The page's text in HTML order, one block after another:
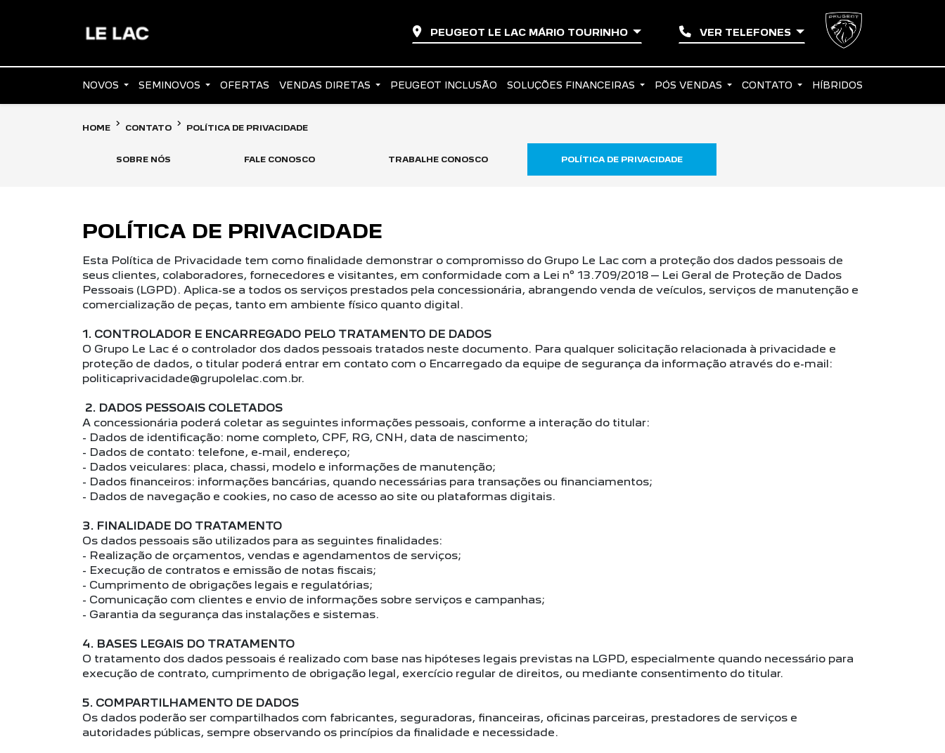
PEUGEOT LE LAC MÁRIO TOURINHO VER TELEFONES
NOVOS SEMINOVOS OFERTAS VENDAS DIRETAS PEUGEOT INCLUSÃO SOLUÇÕES FINANCEIRAS PÓS VENDAS CONTATO HÍBRIDOS
HOME CONTATO POLÍTICA DE PRIVACIDADE
SOBRE NÓS FALE CONOSCO TRABALHE CONOSCO POLÍTICA DE PRIVACIDADE
POLÍTICA DE PRIVACIDADE
Esta Política de Privacidade tem como finalidade demonstrar o compromisso do Grupo Le Lac com a proteção dos dados pessoais de
seus clientes, colaboradores, fornecedores e visitantes, em conformidade com a Lei nº 13.709/2018 – Lei Geral de Proteção de Dados
Pessoais (LGPD). Aplica-se a todos os serviços prestados pela concessionária, abrangendo venda de veículos, serviços de manutenção e
comercialização de peças, tanto em ambiente físico quanto digital.
1. CONTROLADOR E ENCARREGADO PELO TRATAMENTO DE DADOS
O Grupo Le Lac é o controlador dos dados pessoais tratados neste documento. Para qualquer solicitação relacionada à privacidade e
proteção de dados, o titular poderá entrar em contato com o Encarregado da equipe de segurança da informação através do e-mail:
politicaprivacidade@grupolelac.com.br.
2. DADOS PESSOAIS COLETADOS
A concessionária poderá coletar as seguintes informações pessoais, conforme a interação do titular:
- Dados de identificação: nome completo, CPF, RG, CNH, data de nascimento;
- Dados de contato: telefone, e-mail, endereço;
- Dados veiculares: placa, chassi, modelo e informações de manutenção;
- Dados financeiros: informações bancárias, quando necessárias para transações ou financiamentos;
- Dados de navegação e cookies, no caso de acesso ao site ou plataformas digitais.
3. FINALIDADE DO TRATAMENTO
Os dados pessoais são utilizados para as seguintes finalidades:
- Realização de orçamentos, vendas e agendamentos de serviços;
- Execução de contratos e emissão de notas fiscais;
- Cumprimento de obrigações legais e regulatórias;
- Comunicação com clientes e envio de informações sobre serviços e campanhas;
- Garantia da segurança das instalações e sistemas.
4. BASES LEGAIS DO TRATAMENTO
O tratamento dos dados pessoais é realizado com base nas hipóteses legais previstas na LGPD, especialmente quando necessário para
execução de contrato, cumprimento de obrigação legal, exercício regular de direitos, ou mediante consentimento do titular.
5. COMPARTILHAMENTO DE DADOS
Os dados poderão ser compartilhados com fabricantes, seguradoras, financeiras, oficinas parceiras, prestadores de serviços e
autoridades públicas, sempre observando os princípios da finalidade e necessidade.